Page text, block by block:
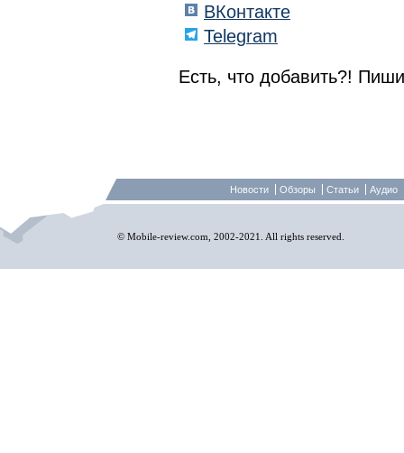
ВКонтакте
Telegram
Есть, что добавить?!
Новости Обзоры Статьи Аудио
© Mobile-review.com, 2002-2021. All rights reserved.